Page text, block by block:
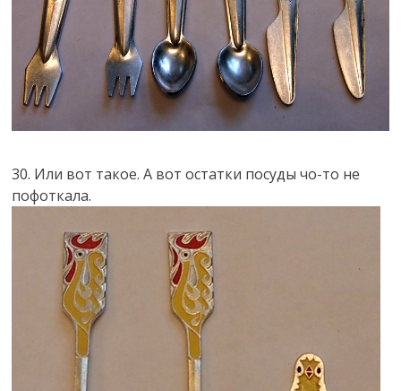
30. Или вот такое. А вот остатки посуды чо-то не
пофоткала.